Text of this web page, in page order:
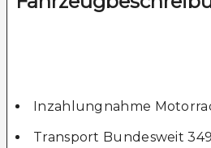
Inzahlungnahme
Transport Bundesweit